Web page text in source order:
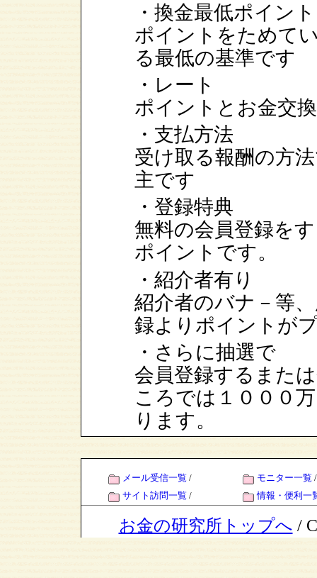
・換金最低ポイント
ポイントをためて
る最低の基準です
・レート
ポイントとお金交
・支払方法
受け取る報酬の方
主です
・登録特典
無料の会員登録を
ポイントです。
・紹介者有り
紹介者のバナ－等
録よりポイントが
・さらに抽選で
会員登録するまた
ころでは１０００
ります。
メール受信一覧 / モニター一覧 /
サイト訪問一覧 / 情報・便利一
お金の研究所トップへ /